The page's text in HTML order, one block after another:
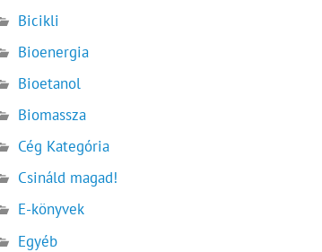
Bicikli
Bioenergia
Bioetanol
Biomassza
Cég Kategória
Csináld magad!
E-könyvek
Egyéb